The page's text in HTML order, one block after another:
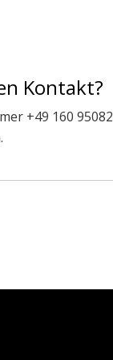
Kontakt?
+49 160